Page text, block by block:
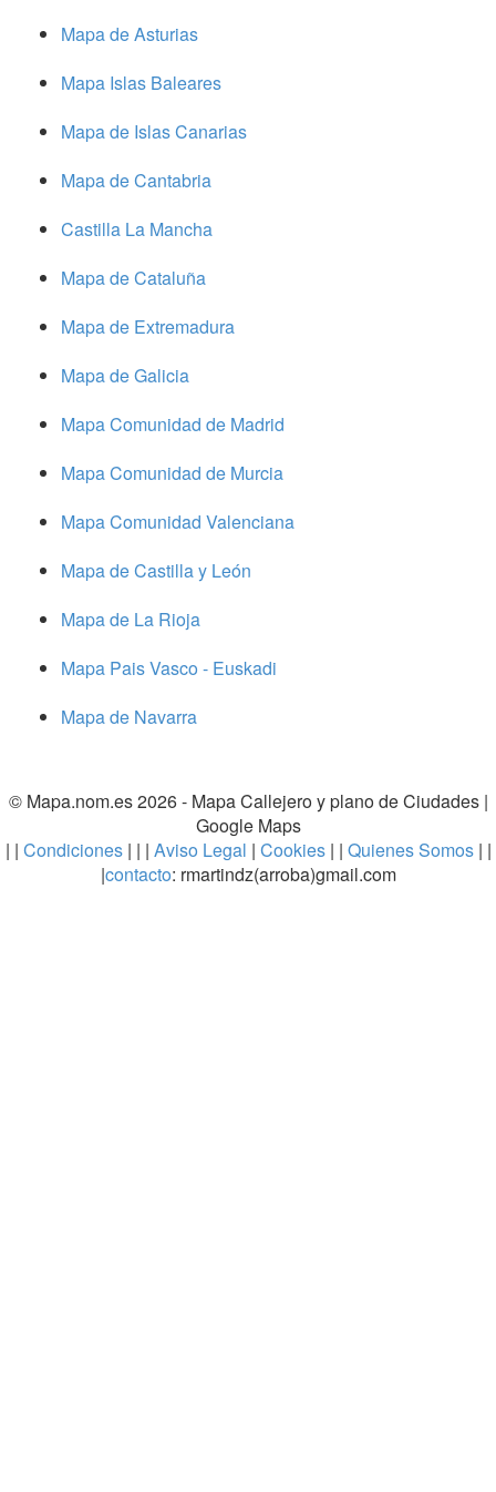
Mapa de Asturias
Mapa Islas Baleares
Mapa de Islas Canarias
Mapa de Cantabria
Castilla La Mancha
Mapa de Cataluña
Mapa de Extremadura
Mapa de Galicia
Mapa Comunidad de Madrid
Mapa Comunidad de Murcia
Mapa Comunidad Valenciana
Mapa de Castilla y León
Mapa de La Rioja
Mapa Pais Vasco - Euskadi
Mapa de Navarra
© Mapa.nom.es 2026 - Mapa Callejero y plano de Ciudades|
Google Maps
| | Condiciones| | | Aviso Legal | Cookies | | Quienes Somos | |
|contacto: rmartindz(arroba)gmail.com